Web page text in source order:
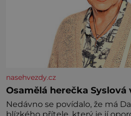
nasehvezdy.cz
Osamělá herečka Syslová
Nedávno se povídalo, že má
blízkého přítele, který je jí